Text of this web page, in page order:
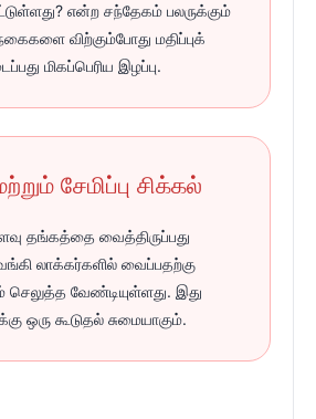
என்ற சந்தேகம் பலருக்கும்
விற்கும்போது மதிப்புக்
மிகப்பெரிய இழப்பு.
சேமிப்பு சிக்கல்
தங்கத்தை வைத்திருப்பது
வங்கி லாக்கர்களில் வைப்பதற்கு
வேண்டியுள்ளது. இது
ஒரு கூடுதல் சுமையாகும்.